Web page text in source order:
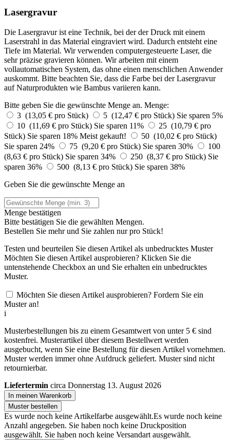
Lasergravur
Die Lasergravur ist eine Technik, bei der der Druck mit einem
Laserstrahl in das Material eingraviert wird. Dadurch entsteht eine
Tiefe im Material. Wir verwenden computergesteuerte Laser, die
sehr präzise gravieren können. Wir arbeiten mit einem
vollautomatischen System, das ohne einen menschlichen Anwender
auskommt. Bitte beachten Sie, dass die Farbe bei der Lasergravur
auf Naturprodukten wie Bambus variieren kann.
Bitte geben Sie die gewünschte Menge an. Menge:
3 (13,05 € pro Stück)
5 (12,47 € pro Stück) Sie sparen 5%
10 (11,69 € pro Stück) Sie sparen 11%
25 (10,79 € pro
Stück) Sie sparen 18% Meist gekauft!
50 (10,02 € pro Stück)
Sie sparen 24%
75 (9,20 € pro Stück) Sie sparen 30%
100
(8,63 € pro Stück) Sie sparen 34% 250 (8,37 € pro Stück) Sie
sparen 36%
500 (8,13 € pro Stück) Sie sparen 38%
Geben Sie die gewünschte Menge an
Menge bestätigen
Bitte bestätigen Sie die gewählten Mengen.
Bestellen Sie mehr und Sie zahlen nurpro Stück!
Testen und beurteilen Sie diesen Artikel als unbedrucktes Muster
Möchten Sie diesen Artikel ausprobieren? Klicken Sie die
untenstehende Checkbox an und Sie erhalten ein unbedrucktes
Muster.
Möchten Sie diesen Artikel ausprobieren? Fordern Sie ein
Muster an!
i
Musterbestellungen bis zu einem Gesamtwert von unter 5 € sind
kostenfrei. Musterartikel über diesem Bestellwert werden
ausgebucht, wenn Sie eine Bestellung für diesen Artikel vornehmen.
Muster werden immer ohne Aufdruck geliefert. Muster sind nicht
retournierbar.
Liefertermin circa Donnerstag 13. August 2026
In meinen Warenkorb
Muster bestellen
Es wurde noch keine Artikelfarbe ausgewählt.Es wurde noch keine
Anzahl angegeben. Sie haben noch keine Druckposition
ausgewählt. Sie haben noch keine Versandart ausgewählt.